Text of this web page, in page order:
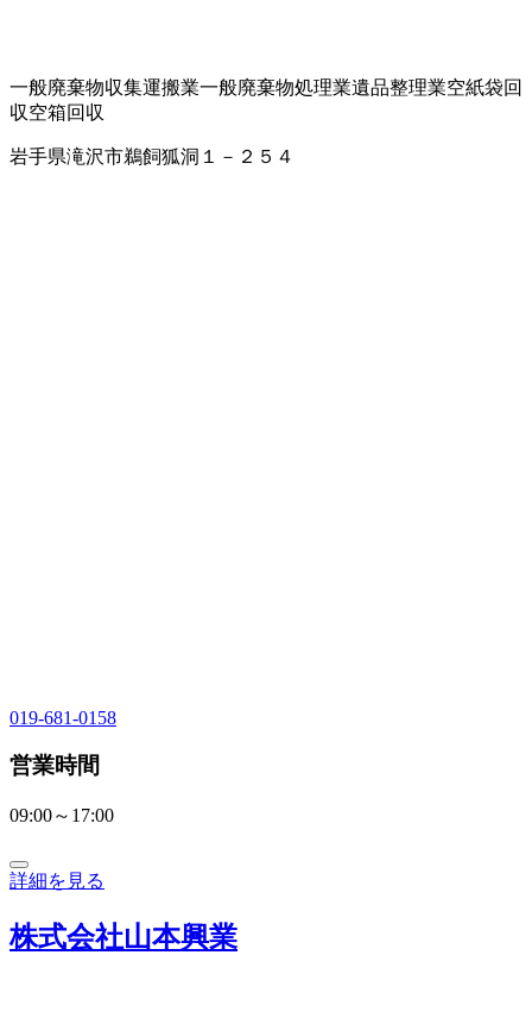
一般廃棄物収集運搬業一般廃棄物処理業遺品整理業空紙袋回
収空箱回収
岩手県滝沢市鵜飼狐洞１－２５４
019-681-0158
営業時間
09:00～17:00
詳細を見る
株式会社山本興業